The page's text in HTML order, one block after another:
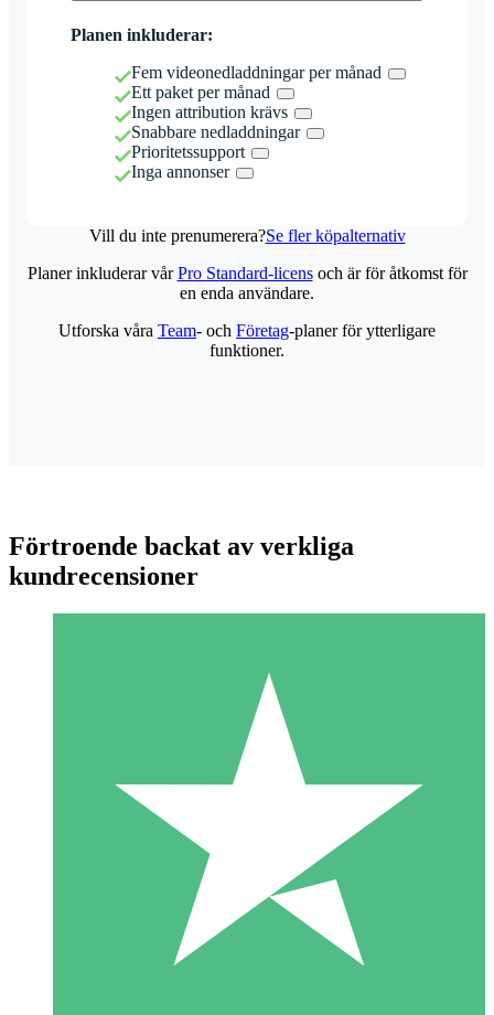
Planen inkluderar:
Fem videonedladdningar per månad
Ett paket per månad
Ingen attribution krävs
Snabbare nedladdningar
Prioritetssupport
Inga annonser
Vill du inte prenumerera?Se fler köpalternativ
Individuella Kreditpaket
Betala per användning med nedladdningskrediter. Inget
1 Nedladdningar
10 00
Planer inkluderar vårPro Standard-licensoch är för åtkomst för
en enda användare.
Utforska våra Team- och Företag-planer för ytterligare
funktioner.
Förtroende backat av verkliga
kundrecensioner